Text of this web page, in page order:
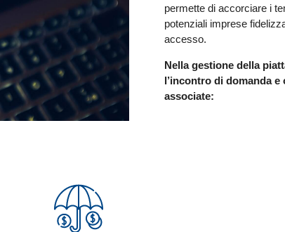
permette di accorciare i
potenziali imprese
accesso.
Nella gestione della
l’incontro di domanda
associate: